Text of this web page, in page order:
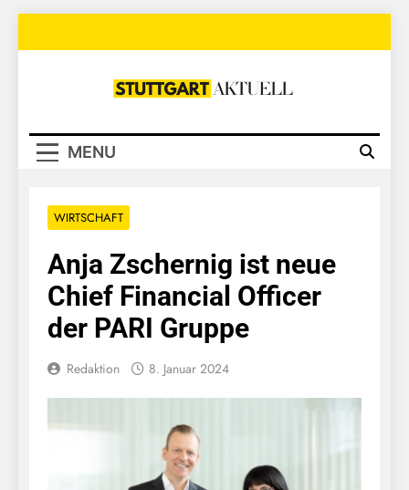
Stuttgart
MENU
WIRTSCHAFT
Anja Zschernig ist neue
Chief Financial Officer
der PARI Gruppe
Redaktion 8. Januar 2024